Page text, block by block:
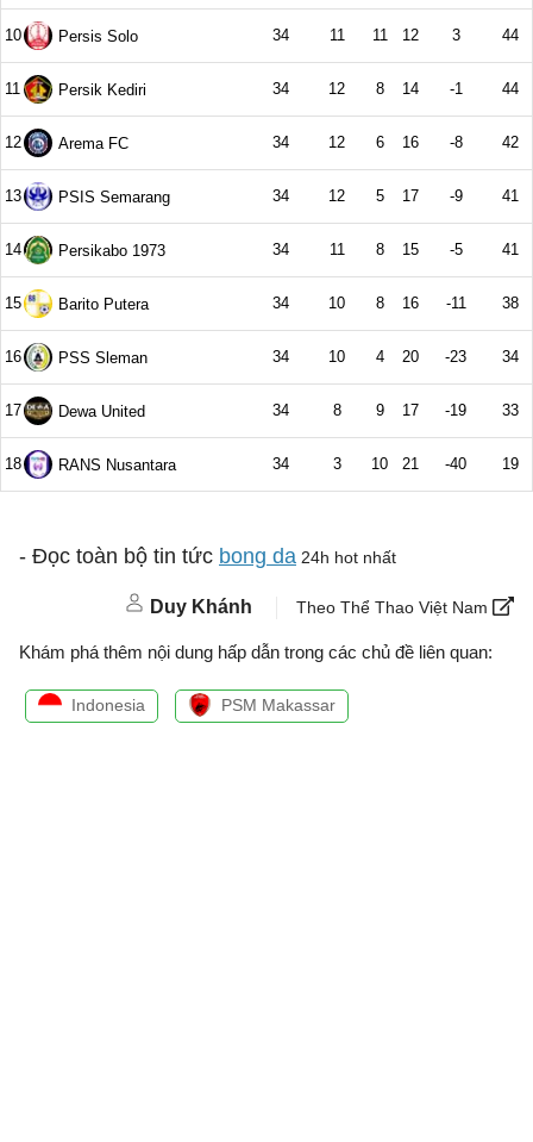
- Đọc toàn bộ tin tức bong da 24h hot nhất
Duy Khánh Theo Thể Thao Việt Nam
Khám phá thêm nội dung hấp dẫn trong các chủ đề liên quan:
Indonesia PSM Makassar